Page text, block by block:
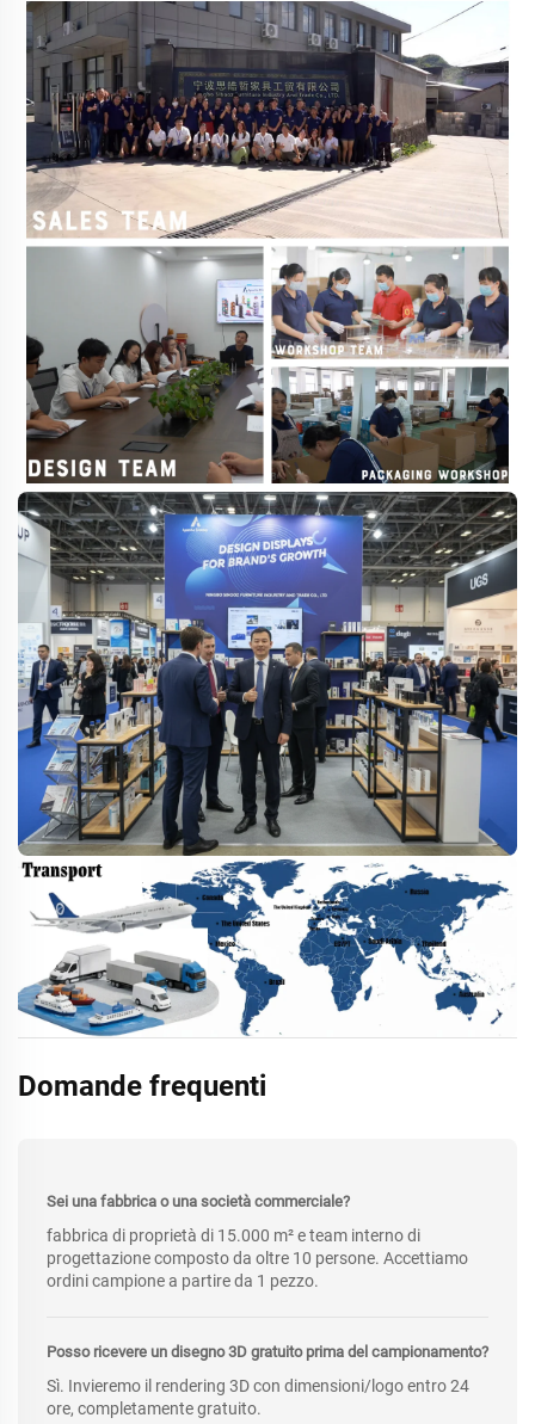
Domande frequenti
Sei una fabbrica o una società commerciale?
fabbrica di proprietà di 15.000 m² e team interno di
progettazione composto da oltre 10 persone. Accettiamo
ordini campione a partire da 1 pezzo.
Posso ricevere un disegno 3D gratuito prima del campionamento?
Sì. Invieremo il rendering 3D con dimensioni/logo entro 24
ore, completamente gratuito.